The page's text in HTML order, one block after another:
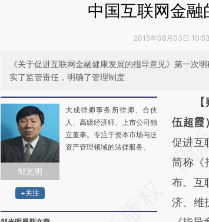
中国互联网金融
2015年08月03日
《关于促进互联网金融健康发展的指导意见》第一次
实了监管责任，明确了管理制度
邹光明
+关注
大成律师事务所律师、合伙
人、高级经济师、上市公司独
立董事。专注于资本市场与泛
资产管理领域的法律服务。
请务
AI
成，可
新观点
伍超霞
促进互
简称《
布。互
济、维